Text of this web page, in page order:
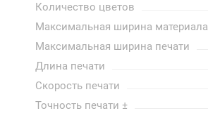
Количество цветов
Максимальная ширина материала
Максимальная ширина печати
Длина печати
Скорость печати
Точность печати ±